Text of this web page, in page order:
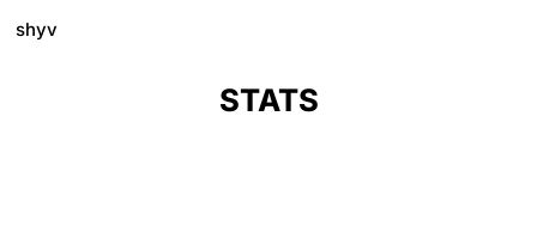
shyv
STATS